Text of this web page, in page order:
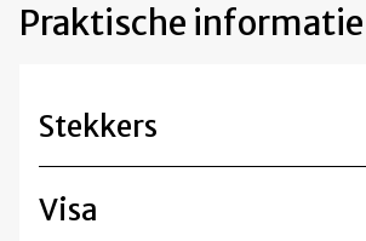
Praktische informatie
Stekkers
Visa